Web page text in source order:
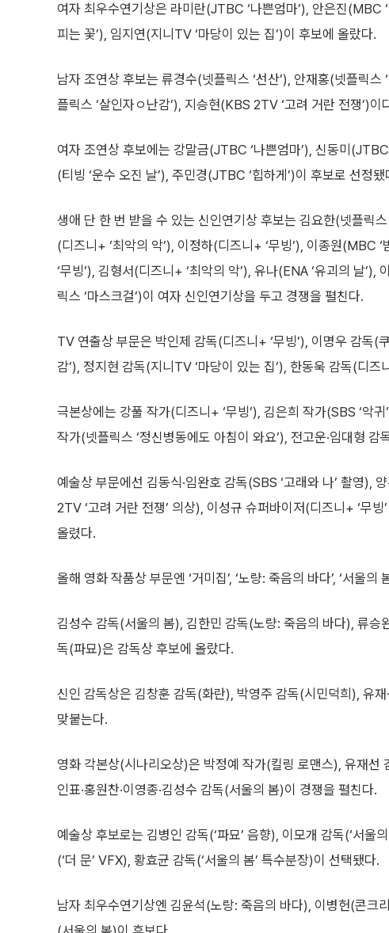
여자 최우수연기상은 라미란(JTBC ‘나쁜엄마’), 안은진(MBC
피는 꽃’), 임지연(지니TV ‘마당이 있는 집’)이 후보에 올랐다.
남자 조연상 후보는 류경수(넷플릭스 ‘선산’), 안재홍(넷플릭
플릭스 ‘살인자ㅇ난감’), 지승현(KBS 2TV ‘고려 거란 전쟁’)이
여자 조연상 후보에는 강말금(JTBC ‘나쁜엄마’), 신동미
(티빙 ‘운수 오진 날’), 주민경(JTBC ‘힙하게’)이 후보로 선정됐
생애 단 한 번 받을 수 있는 신인연기상 후보는 김요한(넷플릭스
(디즈니+ ‘최악의 악’), 이정하(디즈니+ ‘무빙’), 이종원(MBC
‘무빙’), 김형서(디즈니+ ‘최악의 악’), 유나(ENA ‘유괴의 날
릭스 ‘마스크걸’)이 여자 신인연기상을 두고 경쟁을 펼친다.
TV 연출상 부문은 박인제 감독(디즈니+ ‘무빙’), 이명우 감독(
감’), 정지현 감독(지니TV ‘마당이 있는 집’), 한동욱 감독(디즈
극본상에는 강풀 작가(디즈니+ ‘무빙’), 김은희 작가(SBS ‘악
작가(넷플릭스 ‘정신병동에도 아침이 와요’), 전고운·임대형 감
예술상 부문에선 김동식·임완호 감독(SBS ‘고래와 나’ 촬영),
2TV ‘고려 거란 전쟁’ 의상), 이성규 슈퍼바이저(디즈니+ ‘무
올렸다.
올해 영화 작품상 부문엔 ‘거미집’, ‘노량: 죽음의 바다’, ‘서울의
김성수 감독(서울의 봄), 김한민 감독(노량: 죽음의 바다), 류
독(파묘)은 감독상 후보에 올랐다.
신인 감독상은 김창훈 감독(화란), 박영주 감독(시민덕희), 유
맞붙는다.
영화 각본상(시나리오상)은 박정예 작가(킬링 로맨스), 유재
인표·홍원찬·이영종·김성수 감독(서울의 봄)이 경쟁을 펼친다.
예술상 후보로는 김병인 감독(‘파묘’ 음향), 이모개 감독(‘서울
(‘더 문’ VFX), 황효균 감독(‘서울의 봄’ 특수분장)이 선택됐다.
남자 최우수연기상엔 김윤석(노랑: 죽음의 바다), 이병헌(콘